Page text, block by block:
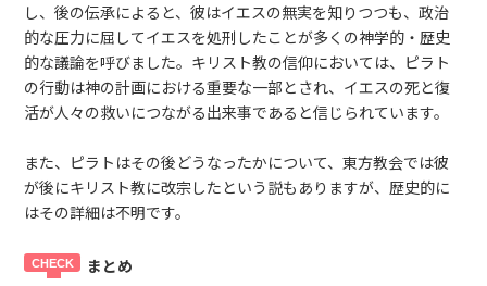
し、後の伝承によると、彼はイエスの無実を知りつつも、政治
的な圧力に屈してイエスを処刑したことが多くの神学的・歴史
的な議論を呼びました。キリスト教の信仰においては、ピラト
の行動は神の計画における重要な一部とされ、イエスの死と復
活が人々の救いにつながる出来事であると信じられています。
また、ピラトはその後どうなったかについて、東方教会では彼
が後にキリスト教に改宗したという説もありますが、歴史的に
はその詳細は不明です。
まとめ